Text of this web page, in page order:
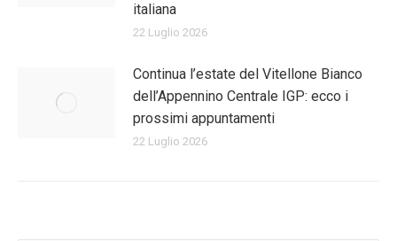
italiana
22 Luglio 2026
Continua l’estate del Vitellone Bianco
dell’Appennino Centrale IGP: ecco i
prossimi appuntamenti
22 Luglio 2026